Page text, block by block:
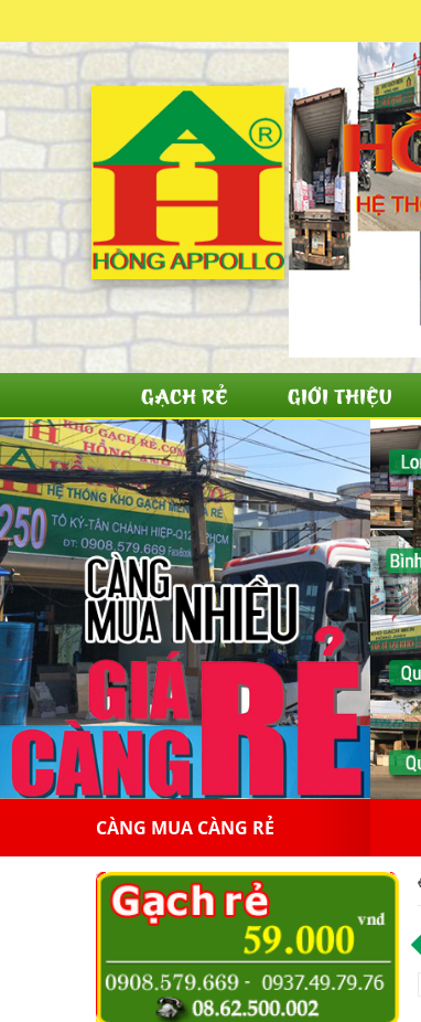
GẠCH RẺ GIỚI THIỆU
HỆ THỐNG HỒNGAPPOLLO